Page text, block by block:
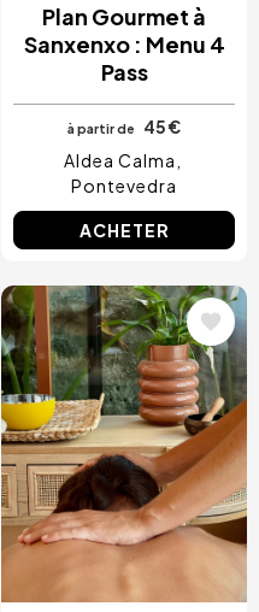
Plan Gourmet à
Sanxenxo : Menu 4
Pass
à partir de
45 €
Aldea Calma
Pontevedra
ACHETER
Image